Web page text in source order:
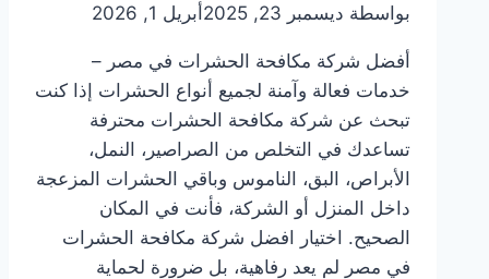
بواسطة ديسمبر 23, 2025 أبريل 1, 2026
أفضل شركة مكافحة الحشرات في مصر –
خدمات فعالة وآمنة لجميع أنواع الحشرات إذا كنت
تبحث عن شركة مكافحة الحشرات محترفة
تساعدك في التخلص من الصراصير، النمل،
الأبراص، البق، الناموس وباقي الحشرات المزعجة
داخل المنزل أو الشركة، فأنت في المكان
الصحيح. اختيار افضل شركة مكافحة الحشرات
في مصر لم يعد رفاهية، بل ضرورة لحماية